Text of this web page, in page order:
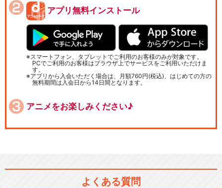
アプリ無料インストール
スマートフォン、タブレットでご利用のお客様のみが対象です。
PCでご利用のお客様はブラウザ上でサービスをご利用いただけま
す。
アプリから入会いただく場合は、月額760円(税込)、はじめての方の
無料期間は入会日から14日間となります。
アニメをお楽しみください♪
よくある質問